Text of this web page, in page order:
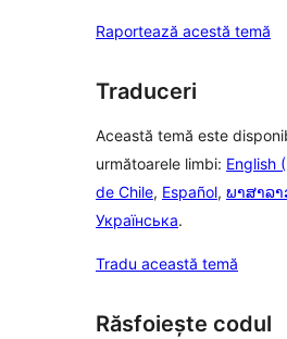
Raportează acestă temă
Traduceri
Această temă este
următoarele limbi: English
de Chile, Español, ພາສາລາ
Українська.
Tradu această temă
Răsfoiește codul